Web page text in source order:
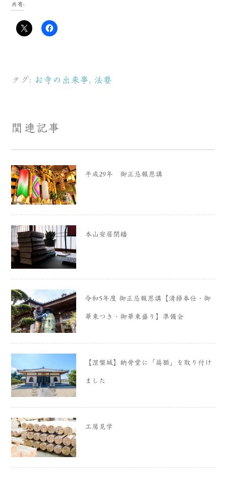
共有:
タグ: お寺の出来事, 法要
関連記事
平成29年 御正忌報恩講
本山安居閉繙
令和5年度 御正忌報恩講【清掃奉仕・御
華束つき・御華束盛り】準備会
【涅槃城】納骨堂に「扁額」を取り付け
ました
工房見学